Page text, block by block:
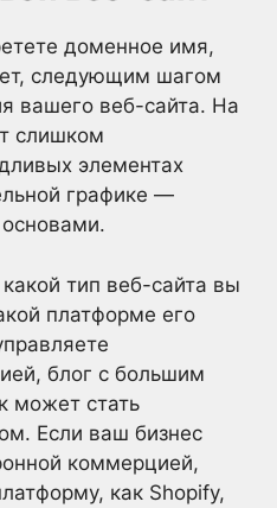
доменное имя,
следующим шагом
вашего веб-сайта. На
слишком
элементах
графике —
основами.
тип веб-сайта вы
платформе его
блог с большим
может стать
Если ваш бизнес
коммерцией,
как Shopify,